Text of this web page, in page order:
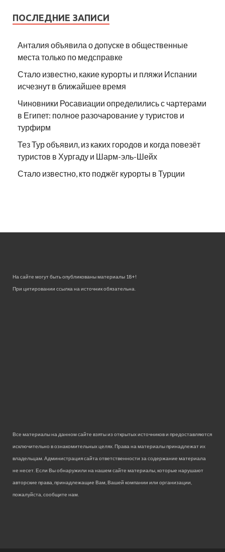
ПОСЛЕДНИЕ ЗАПИСИ
Анталия объявила о допуске в общественные
места только по медсправке
Стало известно, какие курорты и пляжи Испании
исчезнут в ближайшее время
Чиновники Росавиации определились с чартерами
в Египет: полное разочарование у туристов и
турфирм
Тез Тур объявил, из каких городов и когда повезёт
туристов в Хургаду и Шарм-эль-Шейх
Стало известно, кто поджёг курорты в Турции
На сайте могут быть опубликованы материалы 18+!
При цитировании ссылка на источник обязательна.
Все материалы на данном сайте взяты из открытых источников и предоставляются
исключительно в ознакомительных целях. Права на материалы принадлежат их
владельцам. Администрация сайта ответственности за содержание материала
не несет. Если Вы обнаружили на нашем сайте материалы, которые нарушают
авторские права, принадлежащие Вам, Вашей компании или организации,
пожалуйста, сообщите нам.